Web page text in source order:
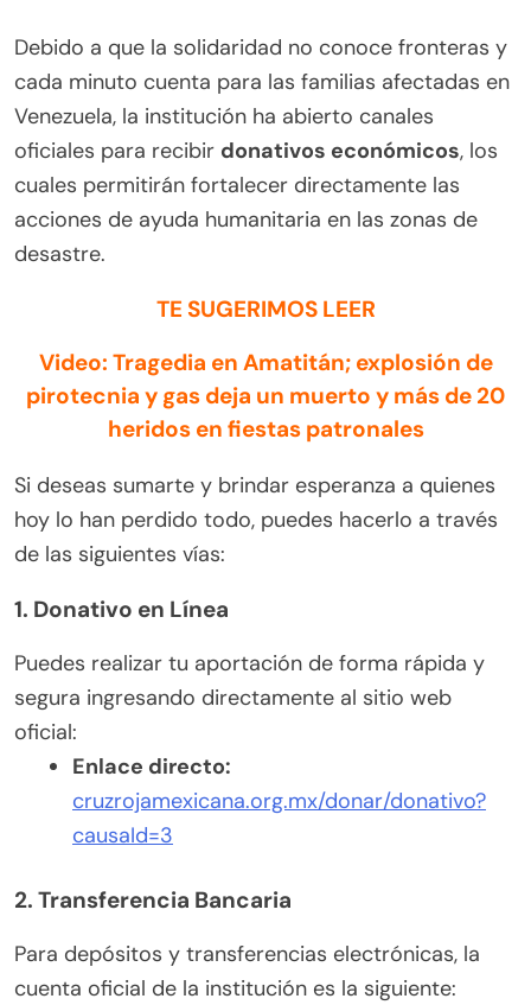
Debido a que la solidaridad no conoce fronteras y
cada minuto cuenta para las familias afectadas en
Venezuela, la institución ha abierto canales
oficiales para recibir donativos económicos, los
cuales permitirán fortalecer directamente las
acciones de ayuda humanitaria en las zonas de
desastre.
TE SUGERIMOS LEER
Video: Tragedia en Amatitán; explosión de
pirotecnia y gas deja un muerto y más de 20
heridos en fiestas patronales
Si deseas sumarte y brindar esperanza a quienes
hoy lo han perdido todo, puedes hacerlo a través
de las siguientes vías:
1. Donativo en Línea
Puedes realizar tu aportación de forma rápida y
segura ingresando directamente al sitio web
oficial:
Enlace directo:
cruzrojamexicana.org.mx/donar/donativo?
causaId=3
2. Transferencia Bancaria
Para depósitos y transferencias electrónicas, la
cuenta oficial de la institución es la siguiente: